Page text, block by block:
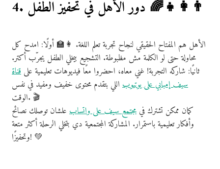
4. دور الأهل في تحفيز الطفل 🌈👨‍👩‍👧
الأهل هم المفتاح الحقيقي لنجاح تجربة تعلم اللغة. 👩‍🏫 أولًا: امدح كل
محاولة حتى لو الكلمة مش مظبوطة. التشجيع بيخلي الطفل يجرّب أكتر.
ثانيًا: شاركه التجربة! غني معاه، احضروا معًا فيديوهات تعليمية على قناة
سيف إمبابي على يوتيوب اللي بتقدم محتوى خفيف ومفيد في نفس
الوقت. 🎬
كمان ممكن تشترك في مجتمع سيف على واتساب علشان توصلك نصائح
وأفكار تعليمية باستمرار. المشاركة المجتمعية دي بتخلي الرحلة أكثر متعة
وتحفيزًا! 💚